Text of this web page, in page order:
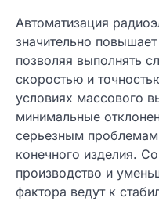
Автоматизация
значительно
позволяя выполнять
скоростью и
условиях массового
минимальные
серьезным
конечного изделия.
производство и
фактора ведут к